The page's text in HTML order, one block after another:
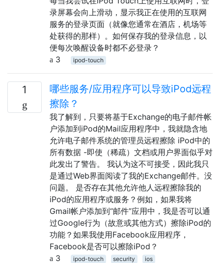
录屏幕会向上滑动，显示我正在使用的互联网
服务的登录页面（就像您通常在酒店，机场等
处获得的那样）。如何保存我的登录信息，以
便每次唤醒设备时都不必登录？
3
ipod-touch
1
哪些服务/应用程序可以导致iPod远程
擦除？
我了解到，只要将基于Exchange的电子邮件帐
户添加到iPod的Mail应用程序中，我就隐含地
允许电子邮件系统的管理员远程擦除 iPod中的
所有数据 -即使（稀疏）文档或用户界面似乎对
此发出了警告。 我认为这不可接受，因此我只
是通过Web界面阅读了我的Exchange邮件。没
问题。 是否存在其他允许他人远程擦除我的
iPod的应用程序或服务？例如，如果我将
Gmail帐户添加到“邮件”应用中，我是否可以通
过Google行为（故意或其他方式）擦除iPod的
功能？如果我使用Facebook应用程序，
Facebook是否可以擦除iPod？
3
ipod-touch security ios